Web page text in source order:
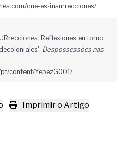
que-es-insurrecciones/
Reflexiones en torno
Despossessões nas
content/YepezG001/
Imprimir o Artigo